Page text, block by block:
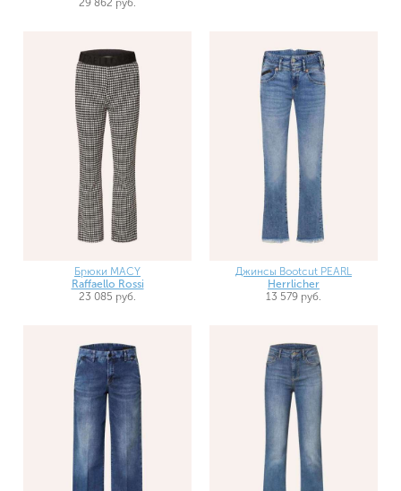
Брюки MACY
Raffaello Rossi
23 085 руб.
Джинсы Bootcut PEARL
Herrlicher
13 579 руб.